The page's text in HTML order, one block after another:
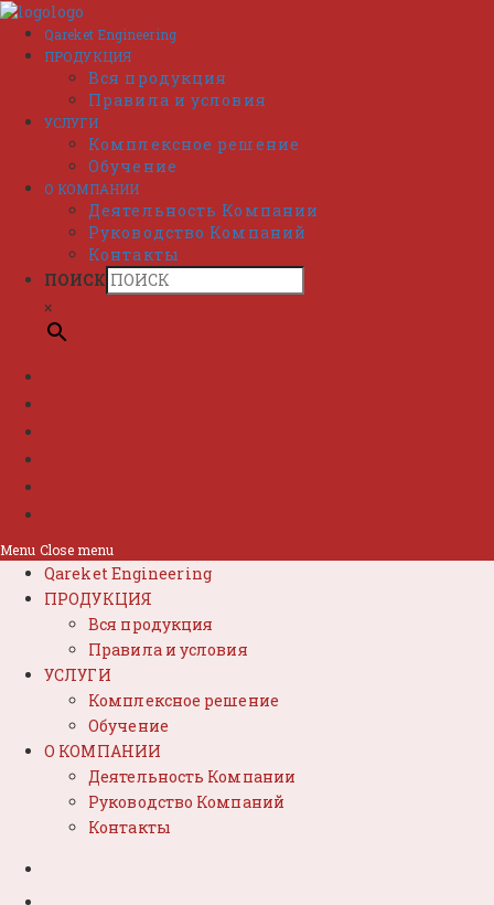
Перейти
содержимому
Qareket Engineering
ПРОДУКЦИЯ
Вся продукция
Правила и условия
УСЛУГИ
Комплексное решение
Обучение
О КОМПАНИИ
Деятельность Компании
Руководство Компаний
Контакты
ПОИСК
×
Menu Close menu
Qareket Engineering
ПРОДУКЦИЯ
Вся продукция
Правила и условия
УСЛУГИ
Комплексное решение
Обучение
О КОМПАНИИ
Деятельность Компании
Руководство Компаний
Контакты